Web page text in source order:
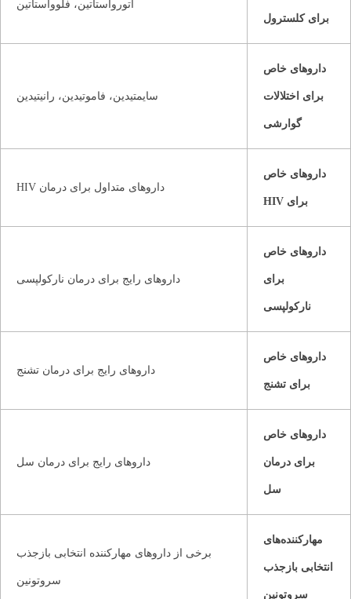
برای کلسترول
آتورواستاتین، فلوواستاتین
داروهای خاص
برای اختلالات
گوارشی
سایمتیدین، فاموتیدین، رانیتیدین
داروهای خاص
برای HIV
داروهای متداول برای درمان HIV
داروهای خاص
برای
نارکولپسی
داروهای رایج برای درمان نارکولپسی
داروهای خاص
برای تشنج
داروهای رایج برای درمان تشنج
داروهای خاص
برای درمان
سل
داروهای رایج برای درمان سل
مهارکننده‌های
انتخابی بازجذب
سروتونین
برخی از داروهای مهارکننده انتخابی بازجذب
سروتونین